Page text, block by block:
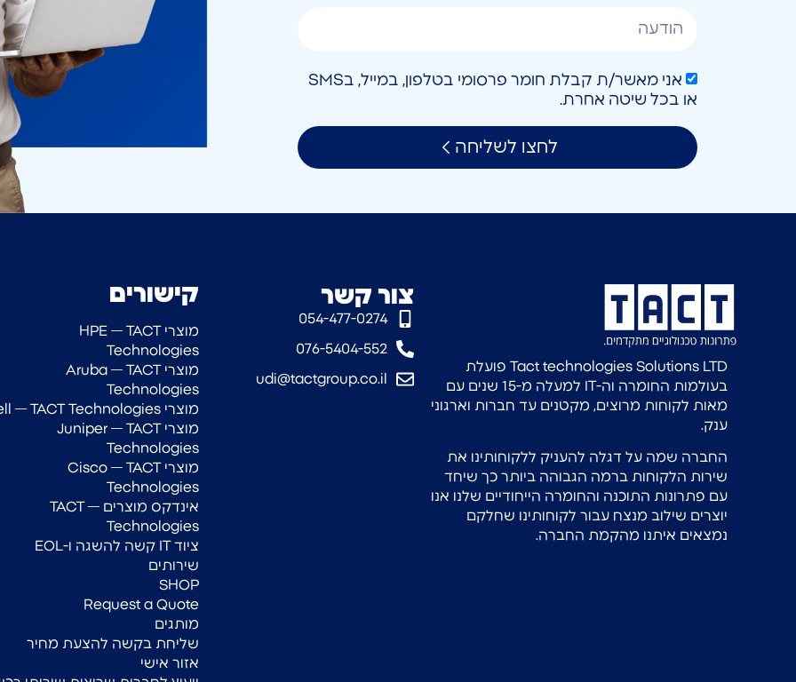
אני מאשר/ת קבלת חומר פרסומי בטלפון, במייל, בSMS
או בכל שיטה אחרת.
לחצו לשליחה
קישורים
מוצרי HPE — TACT
Technologies
מוצרי Aruba — TACT
Technologies
מוצרי Dell — TACT Technologies
מוצרי Juniper — TACT
Technologies
מוצרי Cisco — TACT
Technologies
אינדקס מוצרים — TACT
Technologies
ציוד IT קשה להשגה ו-EOL
שירותים
SHOP
Request a Quote
מותגים
שליחת בקשה להצעת מחיר
אזור אישי
צור קשר
054-477-0274‎
076-5404-552
udi@tactgroup.co.il
Tact technologies Solutions LTD פועלת
בעולמות החומרה וה-IT למעלה מ-15 שנים עם
מאות לקוחות מרוצים, מקטנים עד חברות וארגוני
ענק.
החברה שמה על דגלה להעניק ללקוחותינו את
שירות הלקוחות ברמה הגבוהה ביותר כך שיחד
עם פתרונות התוכנה והחומרה הייחודיים שלנו אנו
יוצרים שילוב מנצח עבור לקוחותינו שחלקם
נמצאים איתנו מהקמת החברה.